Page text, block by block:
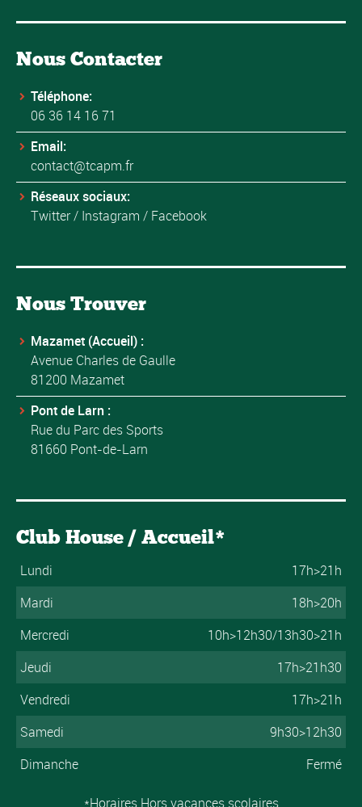
Nous Contacter
Téléphone:
06 36 14 16 71
Email:
contact@tcapm.fr
Réseaux sociaux:
Twitter/ Instagram / Facebook
Nous Trouver
Mazamet (Accueil) :
Avenue Charles de Gaulle
81200 Mazamet
Pont de Larn :
Rue du Parc des Sports
81660 Pont-de-Larn
Club House / Accueil*
Lundi
17h>21h
Mardi
18h>20h
Mercredi
10h>12h30/13h30>21h
Jeudi
17h>21h30
Vendredi
17h>21h
Samedi
9h30>12h30
Dimanche
Fermé
*Horaires Hors vacances scolaires